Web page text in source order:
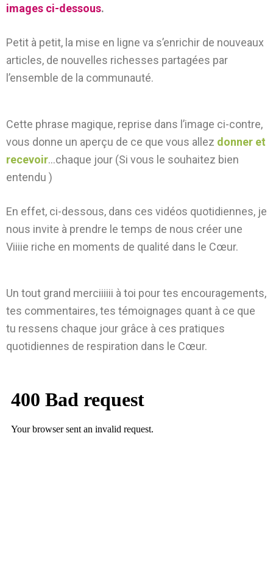
images ci-dessous.
Petit à petit, la mise en ligne va s’enrichir de nouveaux
articles, de nouvelles richesses partagées par
l’ensemble de la communauté.
Cette phrase magique, reprise dans l’image ci-contre,
vous donne un aperçu de ce que vous allez donner et
recevoir…chaque jour (Si vous le souhaitez bien
entendu )
En effet, ci-dessous, dans ces vidéos quotidiennes, je
nous invite à prendre le temps de nous créer une
Viiiie riche en moments de qualité dans le Cœur.
Un tout grand merciiiiii à toi pour tes encouragements,
tes commentaires, tes témoignages quant à ce que
tu ressens chaque jour grâce à ces pratiques
quotidiennes de respiration dans le Cœur.